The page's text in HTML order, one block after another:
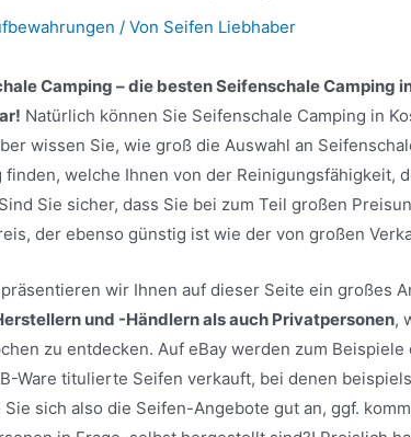
/ Von Seifen Liebhaber
Camping – die besten Seifenschale Camping
Natürlich können Sie Seifenschale Camping in
wissen Sie, wie groß die Auswahl an
finden, welche Ihnen von der Reinigungsfähigkeit,
Sie sicher, dass Sie bei zum Teil großen
der ebenso günstig ist wie der von großen
wir Ihnen auf dieser Seite ein großes
und -Händlern als auch Privatpersonen,
zu entdecken. Auf eBay werden zum
Ware titulierte Seifen verkauft, bei denen
Sie sich also die Seifen-Angebote gut an, ggf.